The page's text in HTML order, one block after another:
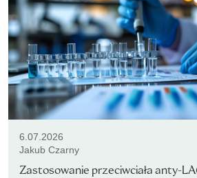
6.07.2026
Jakub Czarny
Zastosowanie przeciwciała anty-